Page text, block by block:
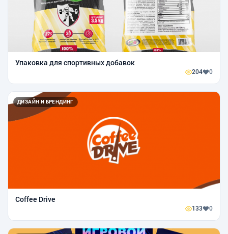
Упаковка для спортивных добавок
204 0
ДИЗАЙН И БРЕНДИНГ
Coffee Drive
133 0